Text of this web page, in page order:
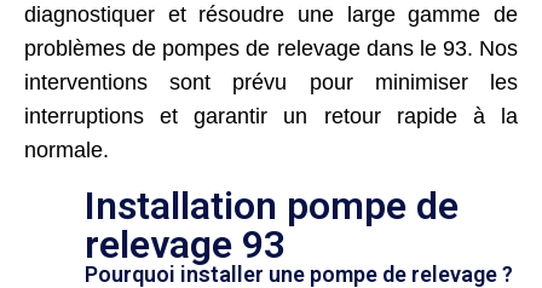
diagnostiquer et résoudre une large gamme de
problèmes de pompes de relevage dans le 93. Nos
interventions sont prévu pour minimiser les
interruptions et garantir un retour rapide à la
normale.
Installation pompe de
relevage 93
Pourquoi installer une pompe de relevage ?